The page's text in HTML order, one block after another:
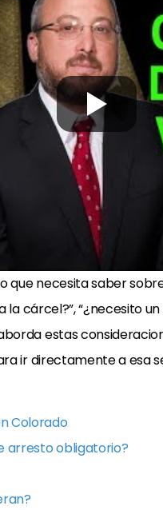
que necesita saber
la cárcel?”, “¿necesito
estas
ir directamente a esa
Colorado
arresto obligatorio?